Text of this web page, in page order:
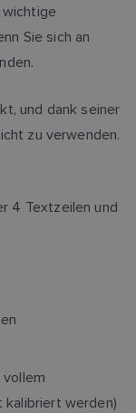
wichtige
Sie sich an
und dank seiner
zu verwenden.
4 Textzeilen und
kalibriert werden)